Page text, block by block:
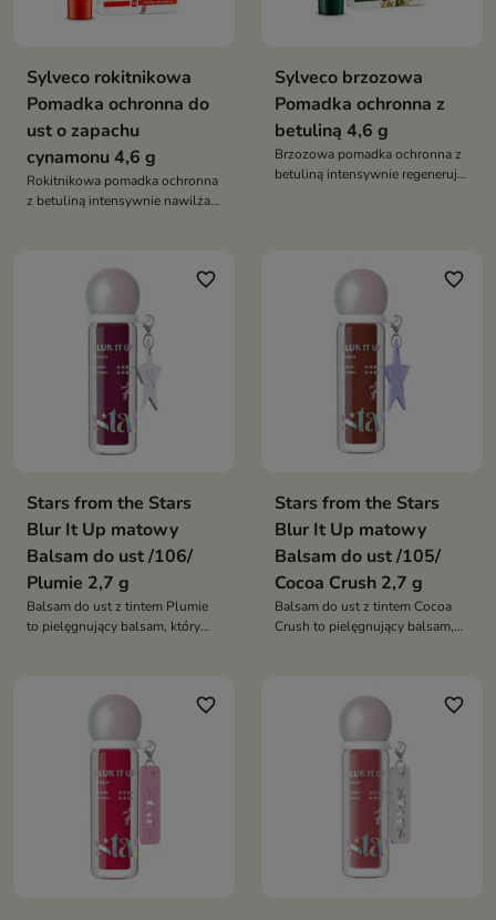
Sylveco rokitnikowa
Pomadka ochronna do
ust o zapachu
cynamonu 4,6 g
Rokitnikowa pomadka ochronna
z betuliną intensywnie nawilża i
odpowiednio zabezpieczone
atmosferycznymi
Sylveco brzozowa
Pomadka ochronna z
betuliną 4,6 g
Brzozowa pomadka ochronna z
betuliną intensywnie regeneruje
favorite_border
Stars from the Stars
Blur It Up matowy
Balsam do ust /106/
Plumie 2,7 g
Balsam do ust z tintem Plumie
to pielęgnujący balsam, który
wykończenie. Łączy naturalny
efekt makijażu z intensywną
pielęgnacją
favorite_border
Stars from the Stars
Blur It Up matowy
Balsam do ust /105/
Cocoa Crush 2,7 g
Balsam do ust z tintem Cocoa
Crush to pielęgnujący balsam,
wykończenie. Łączy naturalny
efekt makijażu z intensywną
favorite_border favorite_border